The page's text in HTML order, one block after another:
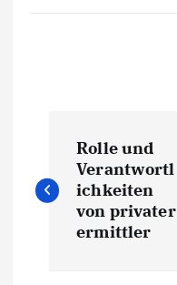
o
Rolle und
Verantwortl
ichkeiten
von privater
ermittler